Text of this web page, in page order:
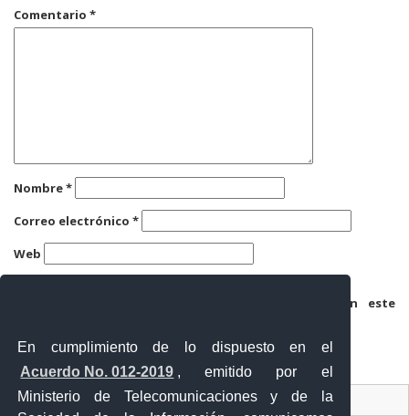
En cumplimiento de lo dispuesto en el
Acuerdo No. 012-2019 , emitido por el
Ministerio de Telecomunicaciones y de la
Comentario *
Nombre*
Correo electrónico *
Web
Guarda mi nombre, correo electrónico y web en este
Ventanilla Única Virtual